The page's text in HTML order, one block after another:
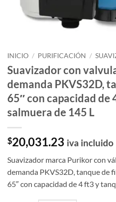
INICIO / PURIFICACIÓN /
Suavizador con
demanda PKVS32D,
65″ con capacidad de
salmuera de 145 L
$20,031.23 iva incluido
Suavizador marca Purikor con
demanda PKVS32D, tanque de
65″ con capacidad de 4 ft3 y